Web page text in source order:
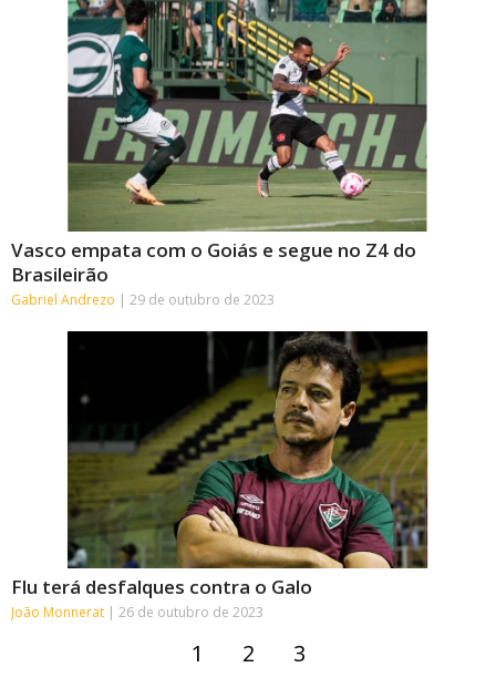
Vasco empata com o Goiás e segue no Z4 do
Brasileirão
Gabriel Andrezo 29 de outubro de 2023
Flu terá desfalques contra o Galo
João Monnerat 26 de outubro de 2023
1 2 3